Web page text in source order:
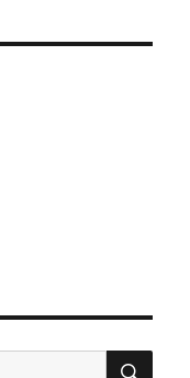
搜